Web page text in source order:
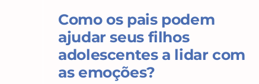
Como os pais podem
ajudar seus filhos
adolescentes a lidar com
as emoções?